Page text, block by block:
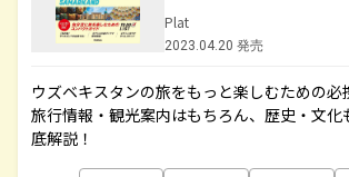
Plat
2023.04.20 発売
ウズベキスタンの旅をもっと楽しむための必
旅行情報・観光案内はもちろん、歴史・文化
底解説！